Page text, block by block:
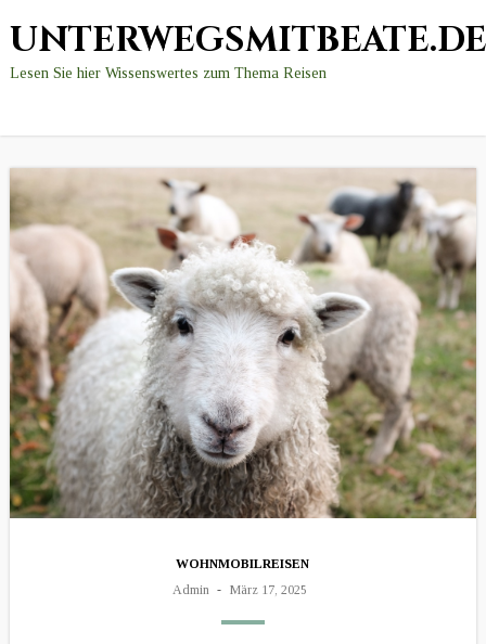
UNTERWEGSMITBEATE.DE
Lesen Sie hier Wissenswertes zum Thema Reisen
WOHNMOBILREISEN
Admin
März 17, 2025